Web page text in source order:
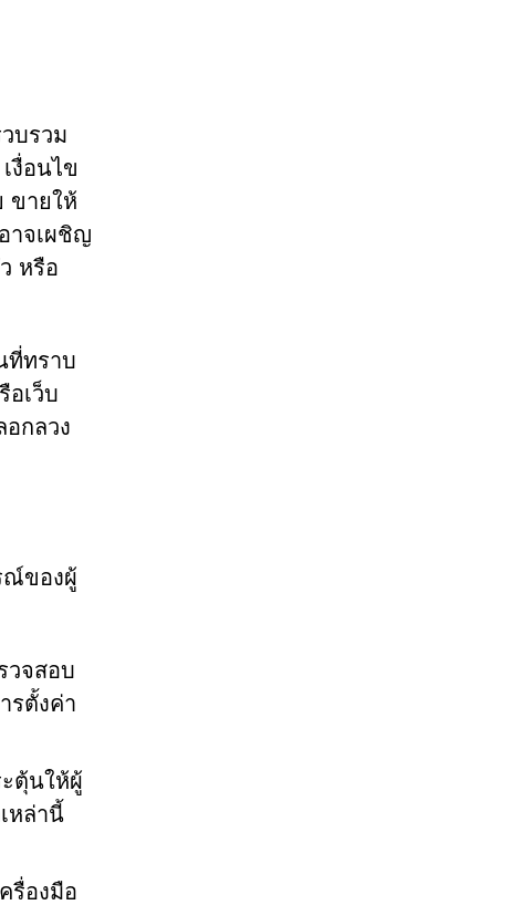
บรวม
งื่อนไข
ขายให้
าจเผชิญ
หรือ
ที่ทราบ
เว็บ
กลวง
ณ์ของผู้
วจสอบ
รตั้งค่า
ตุ้นให้ผู้
หล่านี้
รื่องมือ